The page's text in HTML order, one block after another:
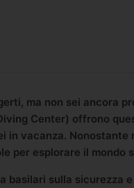
ma non sei ancora
Center) offrono
in vacanza.
per esplorare il mondo
basilari sulla sicurezza